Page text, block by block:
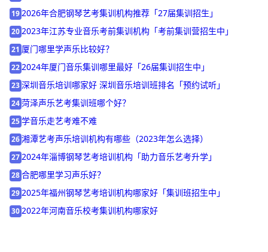
18 2022年这家江苏声乐艺考机构/学校「免费试听」
19 2026年合肥钢琴艺考集训机构推荐「27届集训招生」
20 2023年江苏专业音乐考前集训机构「考前集训营招生中」
21 厦门哪里学声乐比较好？
222024年厦门音乐集训哪里最好「26届集训招生中」
23深圳音乐培训哪家好 深圳音乐培训班排名「预约试听」
24菏泽声乐艺考集训班哪个好？
25学音乐走艺考难不难
26 湘潭艺考声乐培训机构有哪些（2023年怎么选择）
272024年淄博钢琴艺考培训机构「助力音乐艺考升学」
28 合肥哪里学习声乐好？
29 2025年福州钢琴艺考培训机构哪家好「集训班招生中」